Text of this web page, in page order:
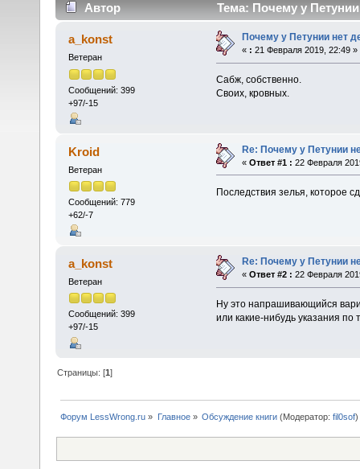
Автор Тема: Почему у
a_konst
Ветеран
Сообщений: 399
+97/-15
Почему у Петунии нет
« : 21 Февраля 2019, 22:49 »
Сабж, собственно.
Своих, кровных.
Kroid
Ветеран
Сообщений: 779
+62/-7
Re: Почему у Петунии
« Ответ #1 : 22 Февраля
Последствия зелья, которое
a_konst
Ветеран
Сообщений: 399
+97/-15
Re: Почему у Петунии
« Ответ #2 : 22 Февраля
Ну это напрашивающийся
или какие-нибудь указания по
Страницы: [1]
Форум LessWrong.ru » Главное» Обсуждение книги(Модератор: fil0sof)